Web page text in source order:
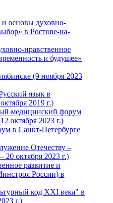
основы духовно-
в Ростове-на-
нравственное
и будущее»
(9 ноября 2023
язык в
2019 г.)
медицинский форум
октября 2023 г.)
в Санкт-Петербурге
Отечеству –
20 октября 2023 г.)
развитие и
России) в
код XXI века" в
г.)